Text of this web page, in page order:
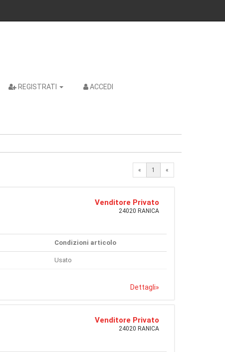
REGISTRATI ACCEDI
« 1 «
Venditore Privato
24020 RANICA
Condizioni articolo
Usato
Dettagli»
Venditore Privato
24020 RANICA